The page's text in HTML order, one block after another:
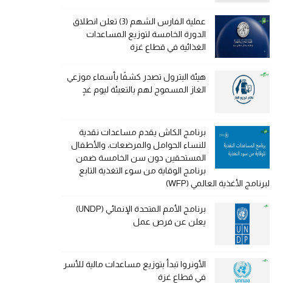
عملية الفارس الشهم (3) تعلن انطلاق
الدورة الخامسة لتوزيع المساعدات
الغذائية في قطاع غزة
هيئة البترول تصدر كشفًا بأسماء موزعي
الغاز المسموح لهم بالتعبئة ليوم غدٍ
برنامج الكاش يقدم مساعدات نقدية
للنساء الحوامل والمرضعات، والأطفال
المستحقين دون سن الخامسة ضمن
برنامج الوقاية من سوء التغذية التابع
لبرنامج الأغذية العالمي (WFP)
برنامج الأمم المتحدة الإنمائي (UNDP)
يعلن عن فرص عمل
الأونروا تبدأ بتوزيع مساعدات مالية للأسر
في قطاع غزة